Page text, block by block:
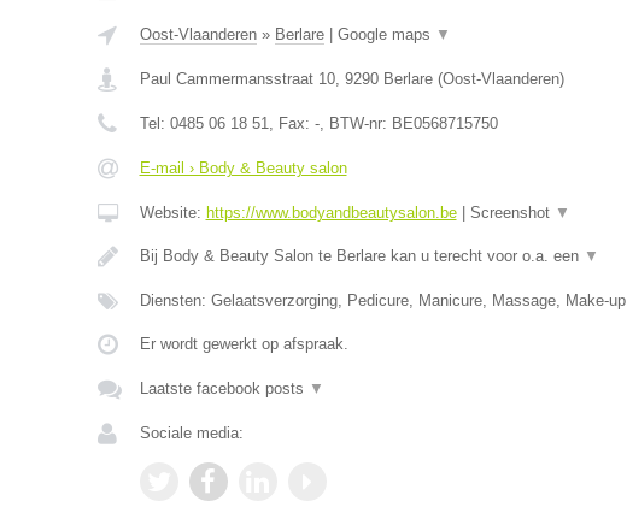
Oost-Vlaanderen» Berlare| Google maps ▼
Paul Cammermansstraat 10, 9290 Berlare(Oost-Vlaanderen)
Tel: 0485 06 18 51, Fax: -, BTW-nr: BE0568715750
E-mail › Body & Beauty salon
Website: https://www.bodyandbeautysalon.be| Screenshot ▼
Bij Body & Beauty Salon te Berlare kan u terecht voor o.a. een ▼
Diensten: Gelaatsverzorging, Pedicure, Manicure, Massage, Make-up
Er wordt gewerkt op afspraak.
Laatste facebook posts ▼
Sociale media: